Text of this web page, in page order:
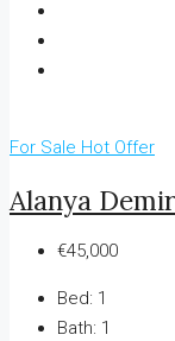
For Sale Hot Offer
Alanya
€45,000
Bed: 1
Bath: 1